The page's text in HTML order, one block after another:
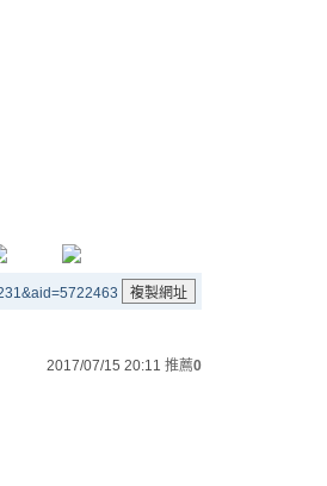
2017/07/15 20:11 推薦0